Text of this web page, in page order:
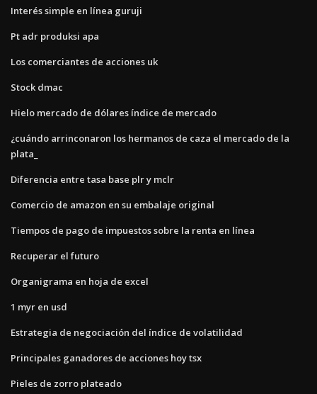
Interés simple en línea guruji
Pt adr produksi apa
Los comerciantes de acciones uk
Stock dmac
Hielo mercado de dólares índice de mercado
¿cuándo arrinconaron los hermanos de caza el mercado de la
plata_
Diferencia entre tasa base plr y mclr
Comercio de amazon en su embalaje original
Tiempos de pago de impuestos sobre la renta en línea
Recuperar el futuro
Organigrama en hoja de excel
1 myr en usd
Estrategia de negociación del índice de volatilidad
Principales ganadores de acciones hoy tsx
Pieles de zorro plateado